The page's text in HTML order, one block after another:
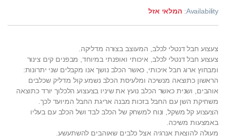
Availability: המלאי אזל
צעצוע חבל דנטלי לכלב, המעוצב בצורה מדליקה.
צעצוע חבל דנטלי לכלב, איכותי ואופנתי במיוחד, מבפנים קים צינור
ומבחוץ ארוג חבל איכותי, כאשר הכלב נושך אנו מקבלים שני יתרונות:
הראשון כתוצאה מנשיכה ומלעיסת הכלב נשמע קול מדליק שכלבים
אוהבים, ושנית כאשר הכלב נועץ את שיניו בצעצוע הלכלוך יורד כתוצאה
משחיקת השן עם החבל בזכות מבנה אריגת החבל המיועד לכך.
הצעצוע קל משקל, ונוח למשחק של הכלב לבד ושל הכלב עם בעליו
באמצעות משיכה.
מעולה להוצאת אנרגיה אצל כלבים שאוהבים להשתעשע.